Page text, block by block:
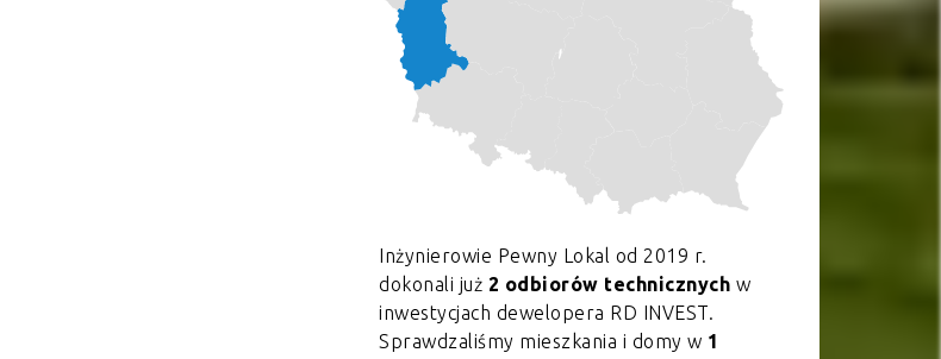
Inżynierowie Pewny Lokal od 2019 r.
dokonali już 2 odbiorów technicznych w
inwestycjach dewelopera RD INVEST.
Sprawdzaliśmy mieszkania i domy w 1